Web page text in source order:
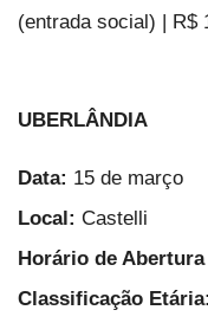
(entrada social) | R$
UBERLÂNDIA
Data: 15 de março
Local: Castelli
Horário de Abertura
Classificação Etária: